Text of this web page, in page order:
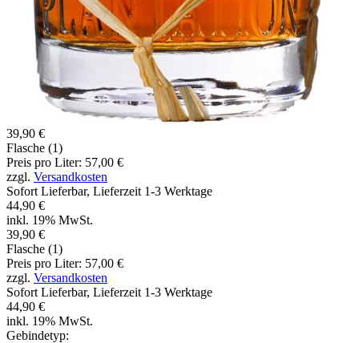
39,90 €
Flasche (1)
Preis pro Liter: 57,00 €
zzgl. Versandkosten
Sofort Lieferbar, Lieferzeit 1-3 Werktage
44,90 €
inkl. 19% MwSt.
39,90 €
Flasche (1)
Preis pro Liter: 57,00 €
zzgl. Versandkosten
Sofort Lieferbar, Lieferzeit 1-3 Werktage
44,90 €
inkl. 19% MwSt.
Gebindetyp: